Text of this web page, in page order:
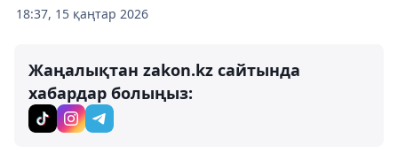
18:37, 15 қаңтар 2026
Жаңалықтан zakon.kz сайтында
хабардар болыңыз: